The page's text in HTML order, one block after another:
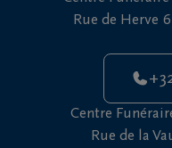
Rue de Herve
Centre
Rue de la